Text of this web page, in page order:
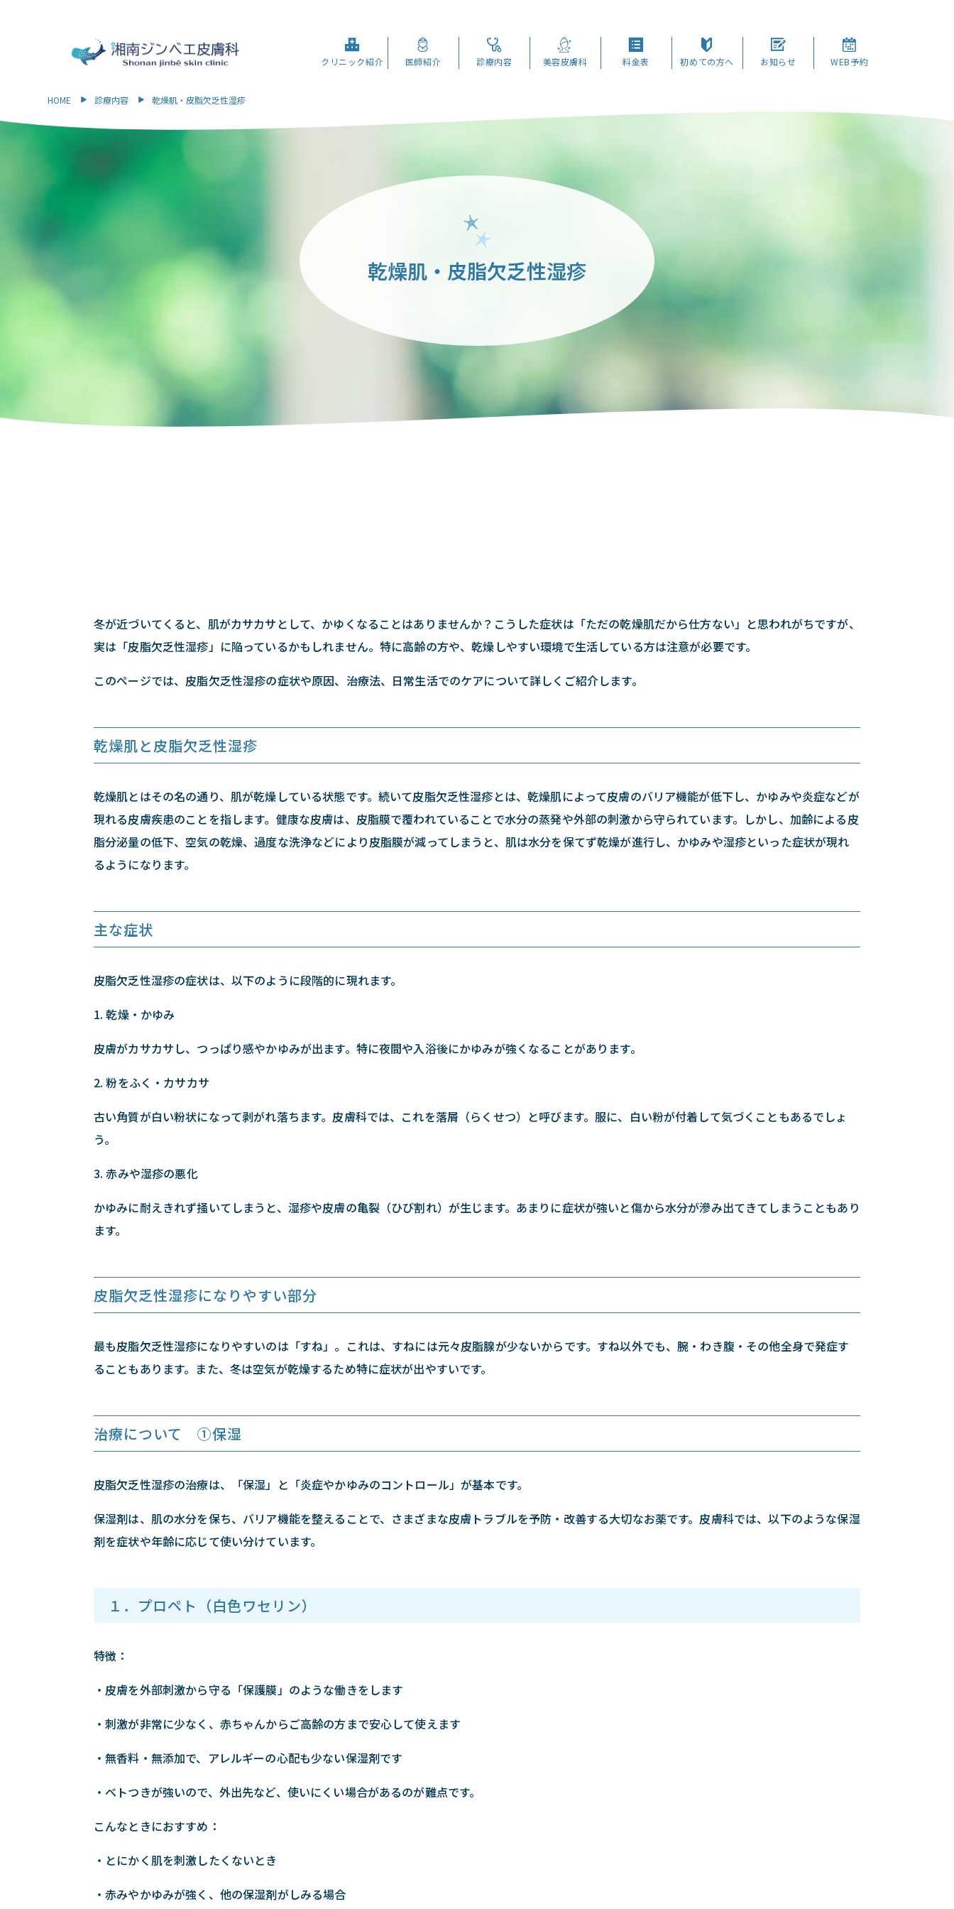
クリニック紹介 医師紹介 診療内容 美容皮膚科 料金表 初めての方へ お知らせ WEB予約
HOME 診療内容 乾燥肌・皮脂欠乏性湿疹
乾燥肌・皮脂欠乏性湿疹
冬が近づいてくると、肌がカサカサとして、かゆくなることはありませんか？こうした症状は「ただの乾燥肌だから仕方ない」と思われがちですが、
実は「皮脂欠乏性湿疹」に陥っているかもしれません。特に高齢の方や、乾燥しやすい環境で生活している方は注意が必要です。
このページでは、皮脂欠乏性湿疹の症状や原因、治療法、日常生活でのケアについて詳しくご紹介します。
乾燥肌と皮脂欠乏性湿疹
乾燥肌とはその名の通り、肌が乾燥している状態です。続いて皮脂欠乏性湿疹とは、乾燥肌によって皮膚のバリア機能が低下し、かゆみや炎症などが
現れる皮膚疾患のことを指します。健康な皮膚は、皮脂膜で覆われていることで水分の蒸発や外部の刺激から守られています。しかし、加齢による皮
脂分泌量の低下、空気の乾燥、過度な洗浄などにより皮脂膜が減ってしまうと、肌は水分を保てず乾燥が進行し、かゆみや湿疹といった症状が現れ
るようになります。
主な症状
皮脂欠乏性湿疹の症状は、以下のように段階的に現れます。
1. 乾燥・かゆみ
皮膚がカサカサし、つっぱり感やかゆみが出ます。特に夜間や入浴後にかゆみが強くなることがあります。
2. 粉をふく・カサカサ
古い角質が白い粉状になって剥がれ落ちます。皮膚科では、これを落屑（らくせつ）と呼びます。服に、白い粉が付着して気づくこともあるでしょ
う。
3. 赤みや湿疹の悪化
かゆみに耐えきれず掻いてしまうと、湿疹や皮膚の亀裂（ひび割れ）が生じます。あまりに症状が強いと傷から水分が滲み出てきてしまうこともあり
ます。
皮脂欠乏性湿疹になりやすい部分
最も皮脂欠乏性湿疹になりやすいのは「すね」。これは、すねには元々皮脂腺が少ないからです。すね以外でも、腕・わき腹・その他全身で発症す
ることもあります。また、冬は空気が乾燥するため特に症状が出やすいです。
治療について ①保湿
皮脂欠乏性湿疹の治療は、「保湿」と「炎症やかゆみのコントロール」が基本です。
保湿剤は、肌の水分を保ち、バリア機能を整えることで、さまざまな皮膚トラブルを予防・改善する大切なお薬です。皮膚科では、以下のような保湿
剤を症状や年齢に応じて使い分けています。
１．プロペト（白色ワセリン）
特徴：
・皮膚を外部刺激から守る「保護膜」のような働きをします
・刺激が非常に少なく、赤ちゃんからご高齢の方まで安心して使えます
・無香料・無添加で、アレルギーの心配も少ない保湿剤です
・ベトつきが強いので、外出先など、使いにくい場合があるのが難点です。
こんなときにおすすめ：
・とにかく肌を刺激したくないとき
・赤みやかゆみが強く、他の保湿剤がしみる場合